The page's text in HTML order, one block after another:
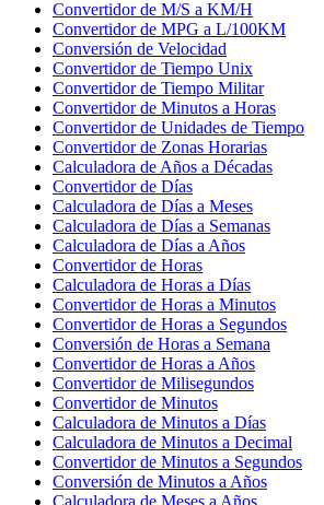
Convertidor de M/S a KM/H
Convertidor de MPG a L/100KM
Conversión de Velocidad
Convertidor de Tiempo Unix
Convertidor de Tiempo Militar
Convertidor de Minutos a Horas
Convertidor de Unidades de Tiempo
Convertidor de Zonas Horarias
Calculadora de Años a Décadas
Convertidor de Días
Calculadora de Días a Meses
Calculadora de Días a Semanas
Calculadora de Días a Años
Convertidor de Horas
Calculadora de Horas a Días
Convertidor de Horas a Minutos
Convertidor de Horas a Segundos
Conversión de Horas a Semana
Convertidor de Horas a Años
Convertidor de Milisegundos
Convertidor de Minutos
Calculadora de Minutos a Días
Calculadora de Minutos a Decimal
Convertidor de Minutos a Segundos
Conversión de Minutos a Años
Calculadora de Meses a Años